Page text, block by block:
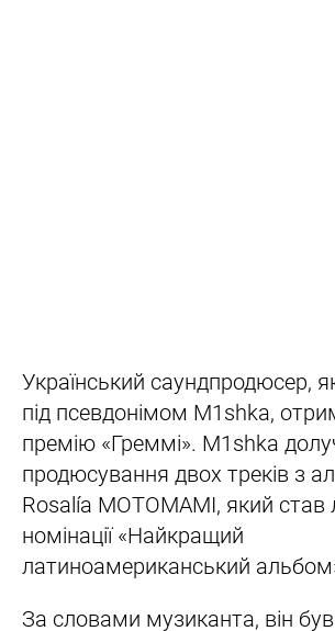
Український саундпродюсер,
під псевдонімом M1shka,
премію «Греммі». M1shka
продюсування двох треків з
Rosalía MOTOMAMI, який став
номінації «Найкращий
латиноамериканський
За словами музиканта, він